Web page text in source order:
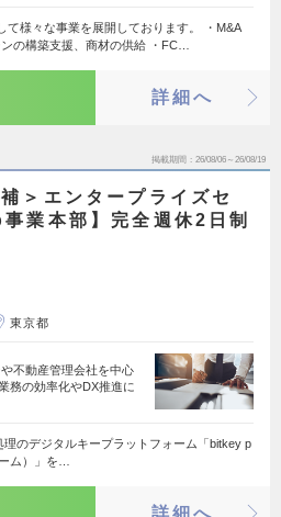
て様々な事業を展開しております。 ・M&A
の構築支援、商材の供給 ・FC…
詳細へ
掲載期間 26/08/06～26/08/19
＞エンタープライズセ
業本部】完全週休2日制
東京都
不動産管理会社を中心
務の効率化やDX推進に
理のデジタルキープラットフォーム「bitkey p
ム）」を…